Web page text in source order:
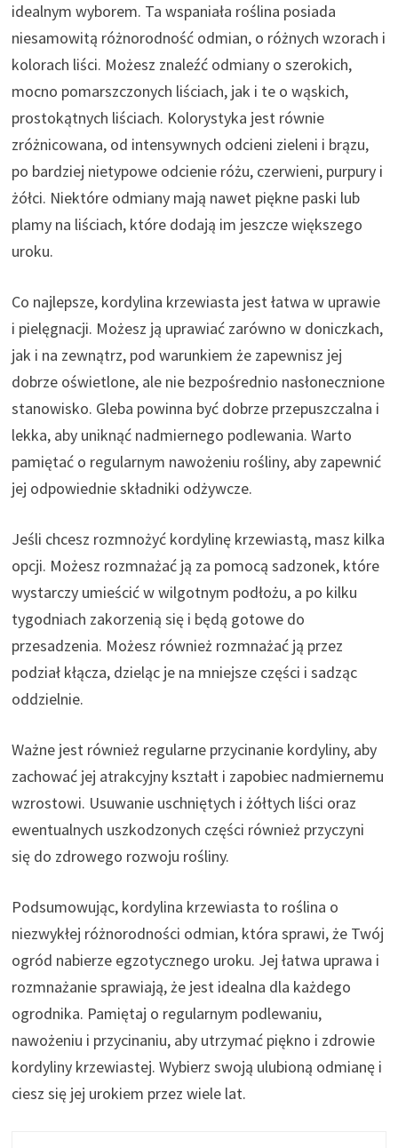
idealnym wyborem. Ta wspaniała roślina posiada
niesamowitą różnorodność odmian, o różnych wzorach i
kolorach liści. Możesz znaleźć odmiany o szerokich,
mocno pomarszczonych liściach, jak i te o wąskich,
prostokątnych liściach. Kolorystyka jest równie
zróżnicowana, od intensywnych odcieni zieleni i brązu,
po bardziej nietypowe odcienie różu, czerwieni, purpury i
żółci. Niektóre odmiany mają nawet piękne paski lub
plamy na liściach, które dodają im jeszcze większego
uroku.
Co najlepsze, kordylina krzewiasta jest łatwa w uprawie
i pielęgnacji. Możesz ją uprawiać zarówno w doniczkach,
jak i na zewnątrz, pod warunkiem że zapewnisz jej
dobrze oświetlone, ale nie bezpośrednio nasłonecznione
stanowisko. Gleba powinna być dobrze przepuszczalna i
lekka, aby uniknąć nadmiernego podlewania. Warto
pamiętać o regularnym nawożeniu rośliny, aby zapewnić
jej odpowiednie składniki odżywcze.
Jeśli chcesz rozmnożyć kordylinę krzewiastą, masz kilka
opcji. Możesz rozmnażać ją za pomocą sadzonek, które
wystarczy umieścić w wilgotnym podłożu, a po kilku
tygodniach zakorzenią się i będą gotowe do
przesadzenia. Możesz również rozmnażać ją przez
podział kłącza, dzieląc je na mniejsze części i sadząc
oddzielnie.
Ważne jest również regularne przycinanie kordyliny, aby
zachować jej atrakcyjny kształt i zapobiec nadmiernemu
wzrostowi. Usuwanie uschniętych i żółtych liści oraz
ewentualnych uszkodzonych części również przyczyni
się do zdrowego rozwoju rośliny.
Podsumowując, kordylina krzewiasta to roślina o
niezwykłej różnorodności odmian, która sprawi, że Twój
ogród nabierze egzotycznego uroku. Jej łatwa uprawa i
rozmnażanie sprawiają, że jest idealna dla każdego
ogrodnika. Pamiętaj o regularnym podlewaniu,
nawożeniu i przycinaniu, aby utrzymać piękno i zdrowie
kordyliny krzewiastej. Wybierz swoją ulubioną odmianę i
ciesz się jej urokiem przez wiele lat.